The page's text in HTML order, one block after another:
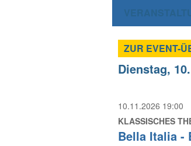
ZUR EVENT-
Dienstag,
10.11.2026 19:00
KLASSISCHES
Bella Italia -